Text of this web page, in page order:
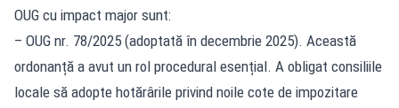
OUG cu impact major sunt:
– OUG nr. 78/2025 (adoptată în decembrie 2025). Această
ordonanță a avut un rol procedural esențial. A obligat consiliile
locale să adopte hotărârile privind noile cote de impozitare